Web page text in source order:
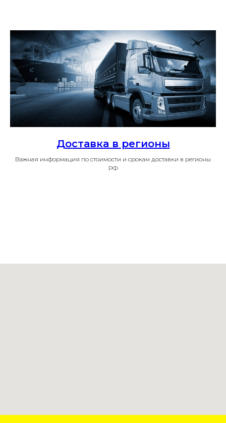
Доставка в регионы
Важная информация по стоимости и срокам доставки в регионы
РФ